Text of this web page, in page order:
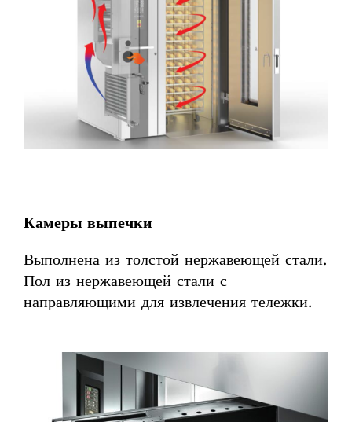
Камеры выпечки
Выполнена из толстой нержавеющей стали.
Пол из нержавеющей стали с
направляющими для извлечения тележки.